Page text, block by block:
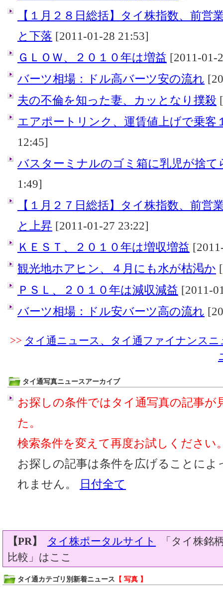
【１月２８日総括】タイ株指数、前営
と下落 [2011-01-28 21:53]
ＧＬＯＷ、２０１０年は増益 [2011-01-
バーツ相場：ドル高バーツ安の流れ
夫の不倫を知った妻、カッとなり撲殺
エアポートリンク、運賃値上げで乗客
12:45]
バスターミナルのゴミ箱に乳児が捨て
1:49]
【１月２７日総括】タイ株指数、前営
と上昇 [2011-01-27 23:22]
ＫＥＳＴ、２０１０年は増収増益
観光地ホアヒン、４月にも水が枯渇か
ＰＳＬ、２０１０年は減収減益 [2011-
バーツ相場：ドル安バーツ高の流れ
>> タイ通ニュース、タイ通ファイナンス
タイ通写真ニュースアーカイブ
お探しの条件ではタイ通写真の記事が
た。
検索条件を変えて再度お試しください
お探しの記事は条件を広げることに
れません。
日付全て
【PR】 タイ株ポータルサイト
「タイ株銘
比較」はここ
タイ通カテゴリ別新着ニュース 【 写真 】